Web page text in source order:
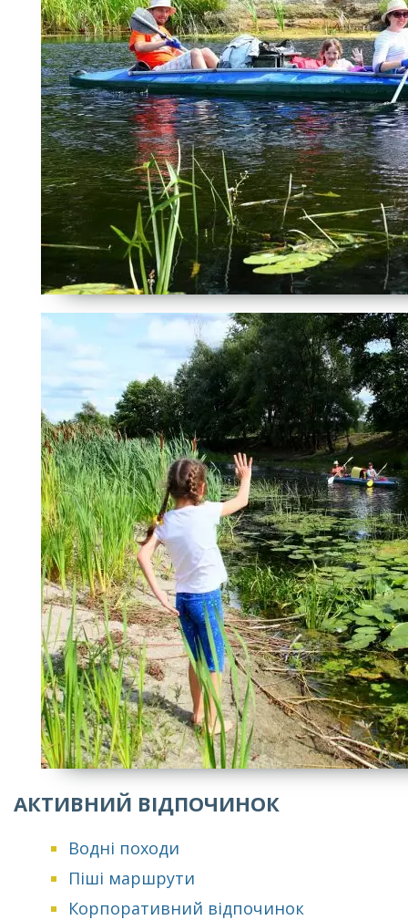
АКТИВНИЙ ВІДПОЧИНОК
Водні походи
Піші маршрути
Корпоративний відпочинок